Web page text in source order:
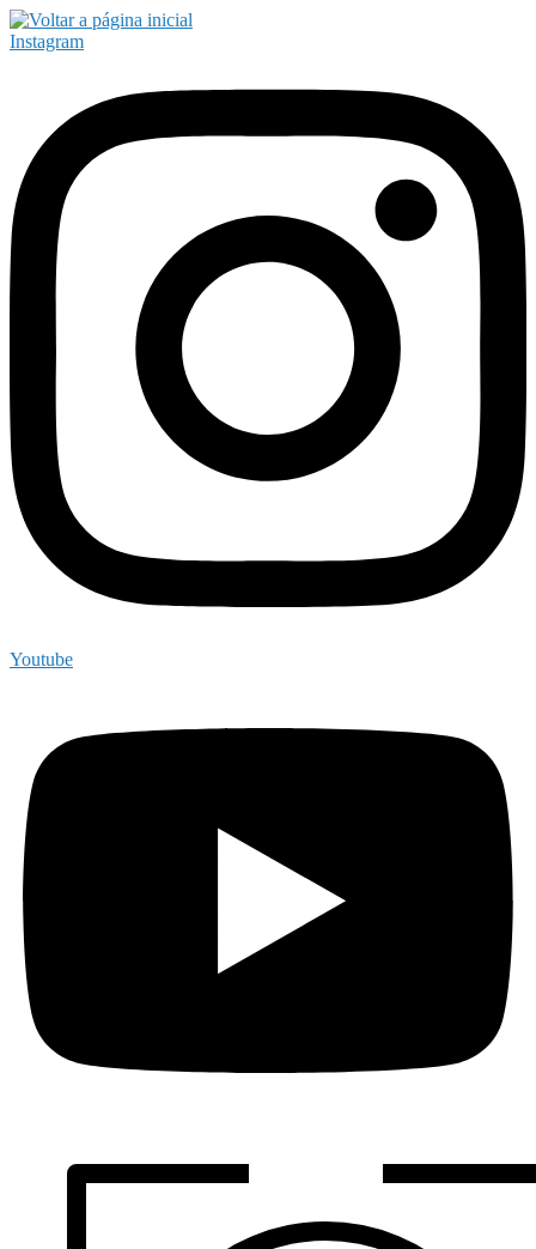
Instagram
Youtube